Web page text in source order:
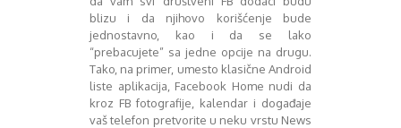
blizu i da njihovo korišćenje bude
jednostavno, kao i da se lako
“prebacujete” sa jedne opcije na drugu.
Tako, na primer, umesto klasične Android
liste aplikacija, Facebook Home nudi da
kroz FB fotografije, kalendar i događaje
vaš telefon pretvorite u neku vrstu News